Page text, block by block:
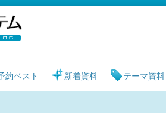
札幌市図書館 蔵書検索・予約システ
約ベスト 新着資料 テーマ資料